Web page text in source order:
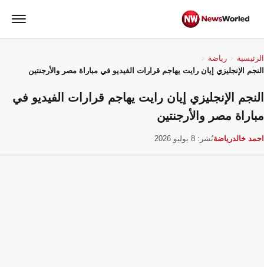
الرئيسية
رياضة
النجم الإنجليزي إيان رايت يهاجم قرارات الفيديو في مباراة مصر والأرجنتين
النجم الإنجليزي إيان رايت يهاجم قرارات الفيديو في
مباراة مصر والأرجنتين
احمد خالدرياضةنُشر: 8 يوليو 2026